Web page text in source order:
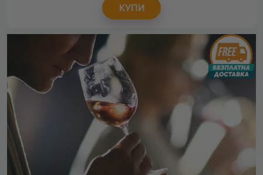
КУПИ